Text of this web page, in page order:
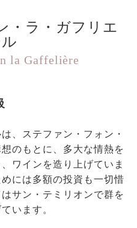
・ラ・ガフリエ
la Gaffelière
、ステファン・フォン・
のもとに、多大な情熱を
ワインを造り上げていま
には多額の投資も一切惜
サン・テミリオンで群を
います。